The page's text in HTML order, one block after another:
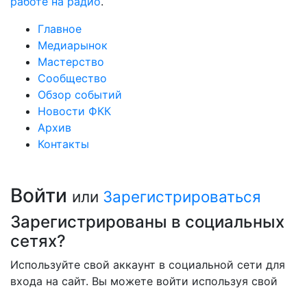
Главное
Медиарынок
Мастерство
Сообщество
Обзор событий
Новости ФКК
Архив
Контакты
Войти или Зарегистрироваться
Зарегистрированы в социальных
сетях?
Используйте свой аккаунт в социальной сети для
входа на сайт. Вы можете войти используя свой